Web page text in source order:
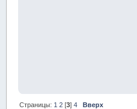
Страницы: 1 2 [3]4 Вверх